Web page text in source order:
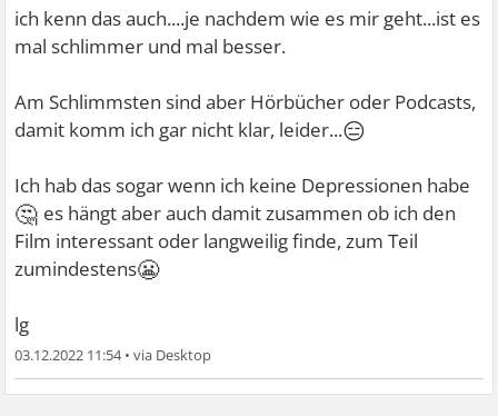
ich kenn das auch....je nachdem wie es mir geht...ist es
mal schlimmer und mal besser.
Am Schlimmsten sind aber Hörbücher oder Podcasts,
damit komm ich gar nicht klar, leider...😑
Ich hab das sogar wenn ich keine Depressionen habe
🤔 es hängt aber auch damit zusammen ob ich den
Film interessant oder langweilig finde, zum Teil
zumindestens😬
lg
03.12.2022 11:54•